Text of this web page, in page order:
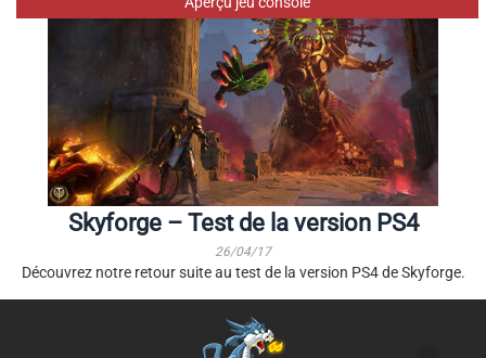
Skyforge – Test de la version PS4
26/04/17
Découvrez notre retour suite au test de la version PS4 de Skyforge.